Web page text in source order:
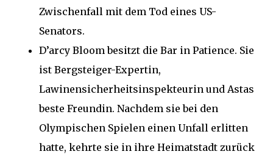
Zwischenfall mit dem Tod eines US-
Senators.
D’arcy Bloom besitzt die Bar in Patience. Sie
ist Bergsteiger-Expertin,
Lawinensicherheitsinspekteurin und Astas
beste Freundin. Nachdem sie bei den
Olympischen Spielen einen Unfall erlitten
hatte, kehrte sie in ihre Heimatstadt zurück